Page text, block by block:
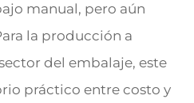
manual, pero aún
la producción a
del embalaje, este
práctico entre costo y